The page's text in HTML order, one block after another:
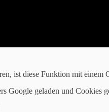
ist diese Funktion mit einem
Google geladen und Cookies